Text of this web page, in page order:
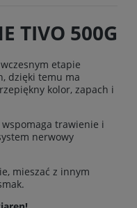
TIVO 500G
etapie
dzięki temu ma
kolor, zapach i
wspomaga trawienie i
nerwowy
mieszać z innym